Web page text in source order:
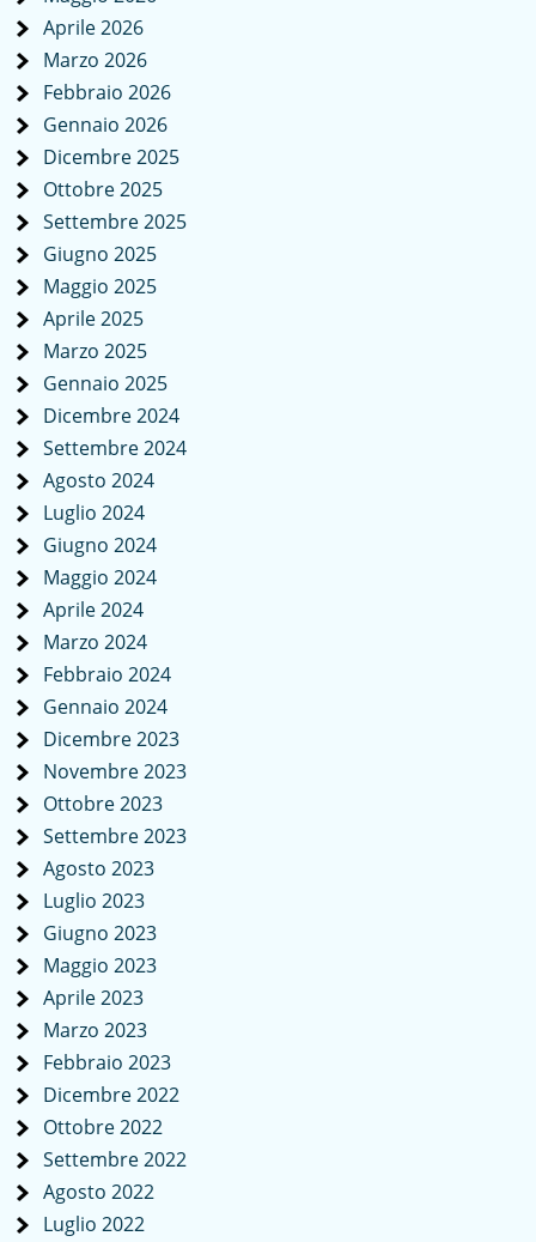
Aprile 2026
Marzo 2026
Febbraio 2026
Gennaio 2026
Dicembre 2025
Ottobre 2025
Settembre 2025
Giugno 2025
Maggio 2025
Aprile 2025
Marzo 2025
Gennaio 2025
Dicembre 2024
Settembre 2024
Agosto 2024
Luglio 2024
Giugno 2024
Maggio 2024
Aprile 2024
Marzo 2024
Febbraio 2024
Gennaio 2024
Dicembre 2023
Novembre 2023
Ottobre 2023
Settembre 2023
Agosto 2023
Luglio 2023
Giugno 2023
Maggio 2023
Aprile 2023
Marzo 2023
Febbraio 2023
Dicembre 2022
Ottobre 2022
Settembre 2022
Agosto 2022
Luglio 2022